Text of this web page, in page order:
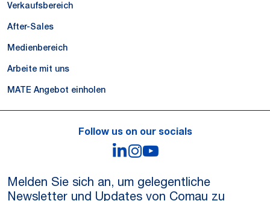
Verkaufsbereich
After-Sales
Medienbereich
Arbeite mit uns
MATE Angebot einholen
Follow us on our socials
LinkedIn
Instagram
Melden Sie sich an, um gelegentliche
Newsletter und Updates von Comau zu